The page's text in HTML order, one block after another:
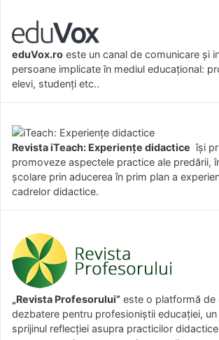
eduVox.ro este un canal de comunicare și
persoane implicate în mediul educațional:
elevi, studenți etc..
Revista iTeach: Experienţe didactice îşi
promoveze aspectele practice ale predării,
şcolare prin aducerea în prim plan a
cadrelor didactice.
„Revista Profesorului” este o platformă de
dezbatere pentru profesioniștii educației,
sprijinul reflecției asupra practicilor